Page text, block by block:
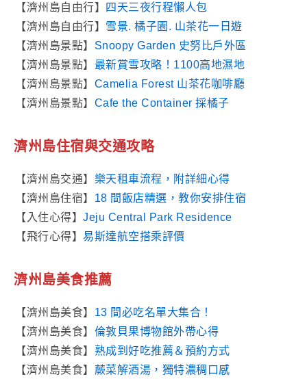
【濟州島自由行】
四天三夜行程懶人包
【濟州島自由行】 雪景. 橘子園. 山茶花一日遊
【濟州島景點】 Snoopy Garden 史努比戶外區
【濟州島景點】 最新賞雪攻略！1100高地濕地
【濟州島景點】 Camelia Forest 山茶花咖啡廳
【濟州島景點】 Cafe the Container 採橘子
濟州島住宿與交通攻略
【濟州島交通】 樂天租車流程，附詳細心得
【濟州島住宿】 18 間飯店精選，教你安排住宿
【入住心得】 Jeju Central Park Residence
【飛行心得】 易斯達航空搭乘評價
濟州島美食推薦
【濟州島美食】 13 間必吃名單大集合！
【濟州島美食】 倫敦貝果博物館外帶心得
【濟州島美食】 熟成到好吃推薦＆預約方式
【濟州島美食】 蕨菜解酒湯，獨特濃稠口感